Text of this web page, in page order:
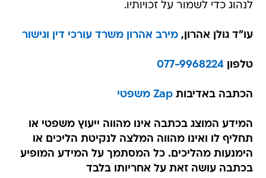
לנהוג כדי לשמור על זכויותיו.
עו"ד גולן אהרון,מירב אהרון משרד עורכי דין וגישור
טלפון 077-9968224
הכתבה באדיבותZap משפטי
המידע המוצג בכתבה אינו מהווה ייעוץ משפטי או
תחליף לו ואינו מהווה המלצה לנקיטת הליכים או
הימנעות מהליכים. כל המסתמך על המידע המופיע
בכתבה עושה זאת על אחריותו בלבד